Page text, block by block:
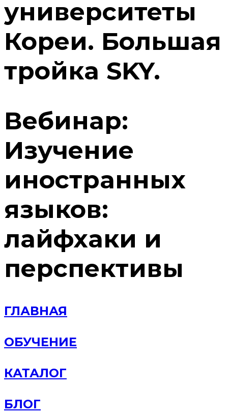
университеты
Кореи. Большая
тройка SKY.
Вебинар:
Изучение
иностранных
языков:
лайфхаки и
перспективы
ГЛАВНАЯ
ОБУЧЕНИЕ
КАТАЛОГ
БЛОГ